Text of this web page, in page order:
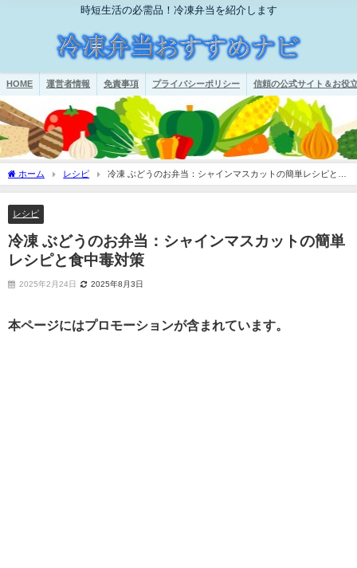
時短生活の必需品！冷凍弁当を紹介します
HOME 運営者情報 免責事項 プライバシーポリシー 信頼の公式サイト＆お役
ホーム レシピ
冷凍 ぶどうのお弁当：シャインマスカットの簡単レシピと食
中毒対策
レシピ
冷凍 ぶどうのお弁当：シャインマスカットの簡単
レシピと食中毒対策
2025年2月24日 2025年8月3日
本ページにはプロモーションが含まれています。